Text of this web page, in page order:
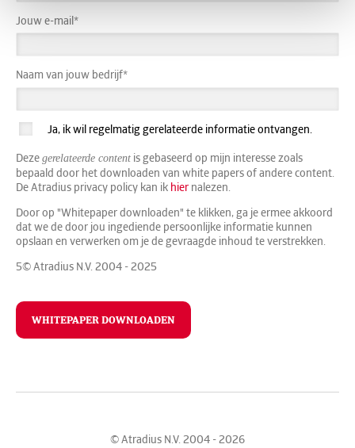
Jouw e-mail*
Naam van jouw bedrijf*
Ja, ik wil regelmatig gerelateerde informatie ontvangen.
Deze gerelateerde content is gebaseerd op mijn interesse zoals
bepaald door het downloaden van white papers of andere content.
De Atradius privacy policy kan ik hier nalezen.
Door op "Whitepaper downloaden" te klikken, ga je ermee akkoord
dat we de door jou ingediende persoonlijke informatie kunnen
opslaan en verwerken om je de gevraagde inhoud te verstrekken.
5© Atradius N.V. 2004 - 2025
© Atradius N.V. 2004 - 2026